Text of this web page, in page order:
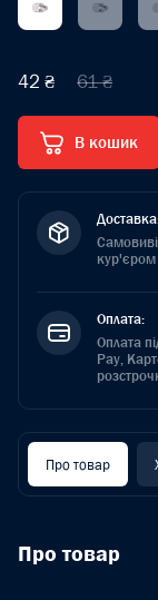
42 ₴ 61 ₴
В кошик
кур'єром
Оплата:
Оплата
Pay,
Про товар
Про товар